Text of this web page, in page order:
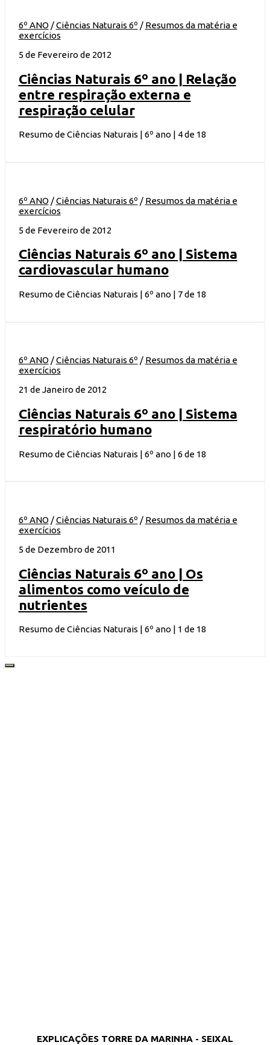
6º ANO /Ciências Naturais 6º / Resumos da matéria e
exercícios
5 de Fevereiro de 2012
Ciências Naturais 6º ano | Relação
entre respiração externa e
respiração celular
Resumo de Ciências Naturais | 6º ano | 4 de 18
6º ANO /Ciências Naturais 6º / Resumos da matéria e
exercícios
5 de Fevereiro de 2012
Ciências Naturais 6º ano | Sistema
cardiovascular humano
Resumo de Ciências Naturais | 6º ano | 7 de 18
6º ANO /Ciências Naturais 6º / Resumos da matéria e
exercícios
21 de Janeiro de 2012
Ciências Naturais 6º ano | Sistema
respiratório humano
Resumo de Ciências Naturais | 6º ano | 6 de 18
6º ANO /Ciências Naturais 6º / Resumos da matéria e
exercícios
5 de Dezembro de 2011
Ciências Naturais 6º ano | Os
alimentos como veículo de
nutrientes
Resumo de Ciências Naturais | 6º ano | 1 de 18
EXPLICAÇÕES TORRE DA MARINHA - SEIXAL